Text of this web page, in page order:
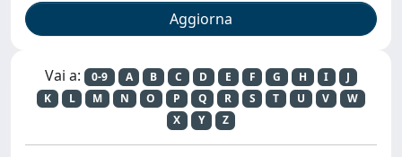
Vai a: 0-9 A B C D E F G H I
J
K
L M N O P Q R S T U V
W
X
Y Z